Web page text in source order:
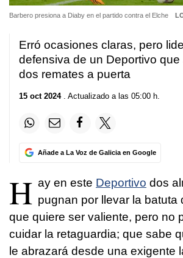
Barbero presiona a Diaby en el partido contra el Elche
Erró ocasiones claras, pero
defensiva de un Deportivo que
dos remates a puerta
15 oct 2024. Actualizado a las 05:00 h.
Añade a La Voz de Galicia en Google
H ay en este Deportivo dos
pugnan por llevar la batuta
que quiere ser valiente, pero no
cuidar la retaguardia; que sabe
le abrazará desde una exigente